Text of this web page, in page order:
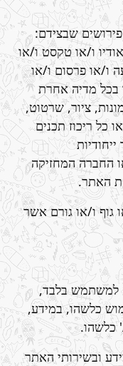
שבצידם:
ו/או טקסט ו/או
ו/או פרסום ו/או
בכל מדיה אחרת
ציור, שרטוט,
כל ריכוז תכנים
החברה המחזיקה
האתר.
ו/או גורם אשר
למשתמש בלבד,
כלשהו, במידע,
כלשהו.
ובשירותי האתר